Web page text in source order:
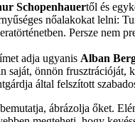
Schopenhauertől és
nőalakokat lelni:
Persze nem
adja ugyanis Alban
saját, önnön frusztrációját,
által felszított
ábrázolja őket.